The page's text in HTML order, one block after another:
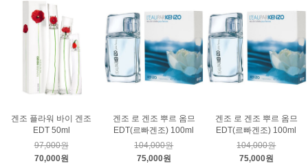
겐조 플라워 바이 겐조
EDT 50ml
97,000원
70,000원
겐조 로 겐조 뿌르 옴므
EDT(르빠겐조) 100ml
104,000원
75,000원
겐조 로 겐조 뿌르 옴므
EDT(르빠겐조) 100ml
104,000원
75,000원